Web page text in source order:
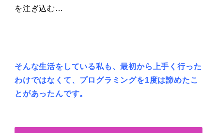
を注ぎ込む…
そんな生活をしている私も、最初から上手く行った
わけではなくて、プログラミングを1度は諦めたこ
とがあったんです。